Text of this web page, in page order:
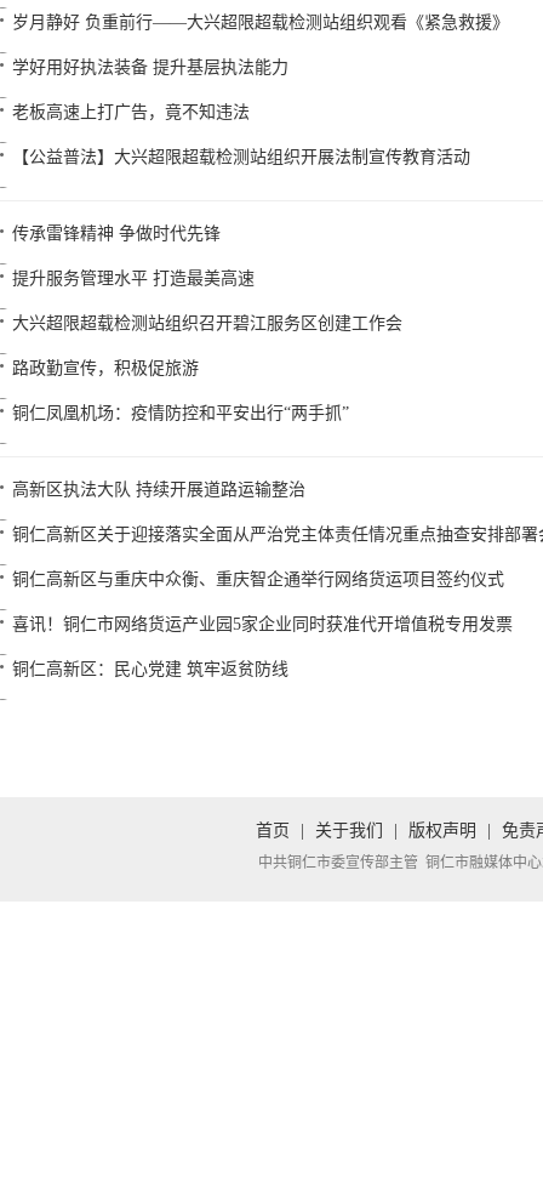
岁月静好 负重前行——大兴超限超载检测站组织观看《紧急救援》
学好用好执法装备 提升基层执法能力
老板高速上打广告，竟不知违法
【公益普法】大兴超限超载检测站组织开展法制宣传教育活动
传承雷锋精神 争做时代先锋
提升服务管理水平 打造最美高速
大兴超限超载检测站组织召开碧江服务区创建工作会
路政勤宣传，积极促旅游
铜仁凤凰机场：疫情防控和平安出行“两手抓”
高新区执法大队 持续开展道路运输整治
铜仁高新区关于迎接落实全面从严治党主体责任情况重点抽查安排部署
铜仁高新区与重庆中众衡、重庆智企通举行网络货运项目签约仪式
喜讯！铜仁市网络货运产业园5家企业同时获准代开增值税专用发票
铜仁高新区：民心党建 筑牢返贫防线
首页 关于我们 版权声明 免责
中共铜仁市委宣传部主管 铜仁市融媒体中心